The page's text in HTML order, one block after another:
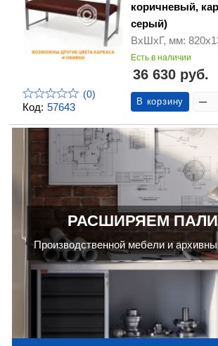
Код: 57643
(0)
коричневый,
серый)
ВхШхГ, мм:
Есть в наличии
36 630 руб.
В корзину
РАСШИРЯЕМ
Производственной мебели и